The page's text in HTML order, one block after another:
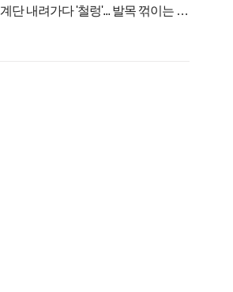
계단 내려가다 '철렁'... 발목 꺾이는 이